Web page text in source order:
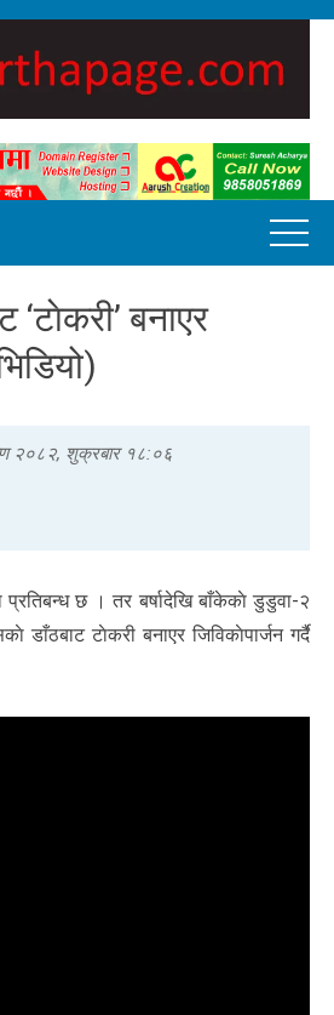
‘टाेकरी’ बनाएर
२०८२, शुक्रबार १८:०६
छ । तर बर्षा‌देखि बाँकेकाे डुडुवा-२
डाँठबाट टाेकरी बनाएर जिविकाेपार्जन गर्दै